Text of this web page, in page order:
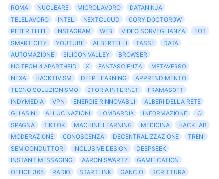
ROMA
NUCLEARE MICROLAVORO
DATANINJA
TELELAVORO
INTEL NEXTCLOUD
CORY DOCTOROW
PETER THIEL
INSTAGRAM WEB VIDEO SORVEGLIANZA
BOT
SMART CITY
YOUTUBE ALBERTELLI TASSE
DATA
AUTOMAZIONE
SILICON VALLEY
BROWSER
NO TECH 4 APARTHEID
X FANTASCIENZA
METAVERSO
NEXA
HACKTIVISM DEEP LEARNING
APPRENDIMENTO
TECNO SOLUZIONISMO
STORIA INTERNET
FRAMASOFT
INDYMEDIA
VPN ENERGIE RINNOVABILI
ALBERI DELLA RETE
GLI ASINI
ALLUCINAZIONI LOMBARDIA INFORMAZIONE
IO
SPAGNA
TIKTOK MACHINE LEARNING MEDICINA
HACKLAB
MODERAZIONE
CONOSCENZA DECENTRALIZZAZIONE
TRENI
SEMICONDUTTORI
INCLUSIVE DESIGN
DEEPSEEK
INSTANT MESSAGING
AARON SWARTZ
GAMIFICATION
OFFICE 365
RADIO STARTLINK GANCIO
SCRITTURA